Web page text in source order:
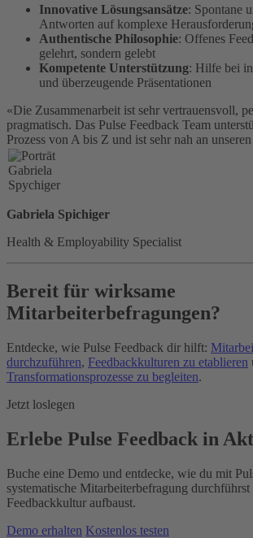
Innovative Lösungsansätze: Spontane
Antworten auf komplexe
Authentische Philosophie: Offenes
gelehrt, sondern gelebt
Kompetente Unterstützung: Hilfe bei
und überzeugende Präsentationen
«Die Zusammenarbeit ist sehr vertrauensvoll,
pragmatisch. Das Pulse Feedback Team
Prozess von A bis Z und ist sehr nah an
Gabriela Spichiger
Health & Employability Specialist
Bereit für wirksame
Mitarbeiterbefragungen?
Entdecke, wie Pulse Feedback dir hilft:
durchzuführen, Feedbackkulturen zu etablieren
Transformationsprozesse zu begleiten.
Jetzt loslegen
Erlebe Pulse Feedback in
Buche eine Demo und entdecke, wie du mit
systematische Mitarbeiterbefragung durchführst
Feedbackkultur aufbaust.
Demo erhalten Kostenlos testen